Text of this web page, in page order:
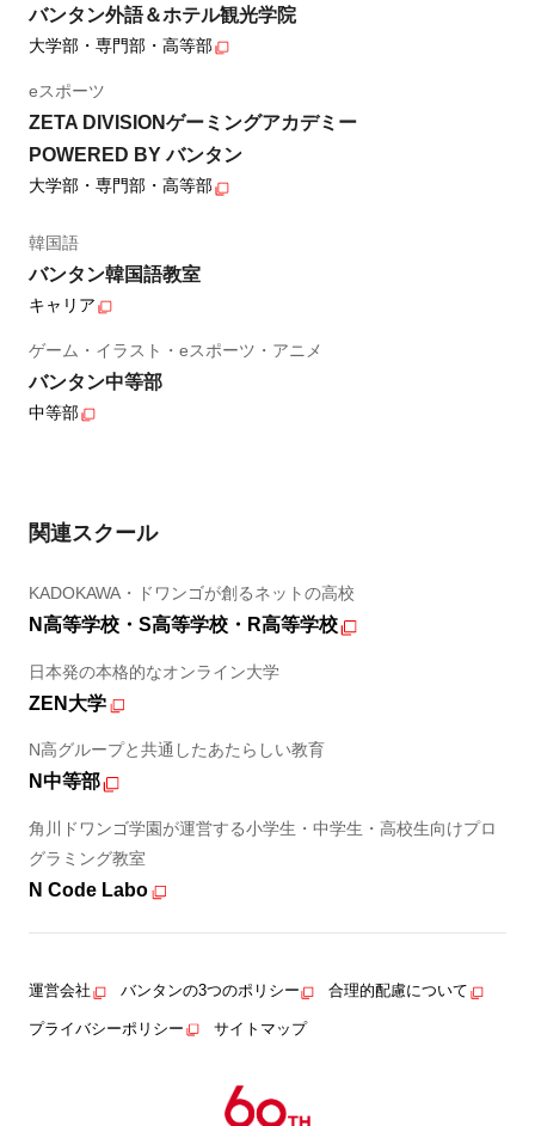
バンタン外語＆ホテル観光学院
大学部・専門部・高等部
eスポーツ
ZETA DIVISIONゲーミングアカデミー
POWERED BY バンタン
大学部・専門部・高等部
韓国語
バンタン韓国語教室
キャリア
ゲーム・イラスト・eスポーツ・アニメ
バンタン中等部
中等部
関連スクール
KADOKAWA・ドワンゴが創るネットの高校
N高等学校・S高等学校・R高等学校
日本発の本格的なオンライン大学
ZEN大学
N高グループと共通したあたらしい教育
N中等部
角川ドワンゴ学園が運営する小学生・中学生・高校生向けプロ
グラミング教室
N Code Labo
運営会社 バンタンの3つのポリシー 合理的配慮について
プライバシーポリシー サイトマップ